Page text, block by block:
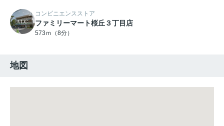
コンビニエンスストア
ファミリーマート桜丘３丁目店
573ｍ（8分）
地図